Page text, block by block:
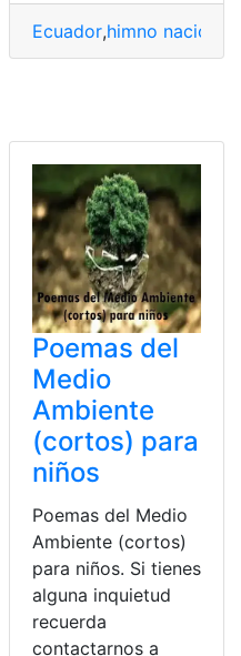
Ecuador,himno nacional
Poemas del
Medio
Ambiente
(cortos) para
niños
Poemas del Medio
Ambiente (cortos)
para niños. Si tienes
alguna inquietud
recuerda
contactarnos a